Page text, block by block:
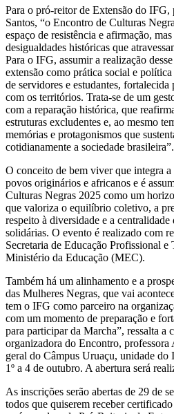
Para o pró-reitor de Extensão do
Santos, “o Encontro de Culturas
espaço de resistência e afirmação,
desigualdades históricas que
Para o IFG, assumir a realização
extensão como prática social e
de servidores e estudantes,
com os territórios. Trata-se de um
com a reparação histórica, que
estruturas excludentes e, ao mesmo
memórias e protagonismos que
cotidianamente a sociedade brasileira”.
O conceito de bem viver que integra
povos originários e africanos e é
Culturas Negras 2025 como um
que valoriza o equilíbrio coletivo, a
respeito à diversidade e a centralidade
solidárias. O evento é realizado com
Secretaria de Educação Profissional e
Ministério da Educação (MEC).
Também há um alinhamento e a
das Mulheres Negras, que vai
tem o IFG como parceiro na
com um momento de preparação e
para participar da Marcha”, ressalta a
organizadora do Encontro,
geral do Câmpus Uruaçu, unidade do
1º a 4 de outubro. A abertura será
As inscrições serão abertas de 29 de
todos que quiserem receber